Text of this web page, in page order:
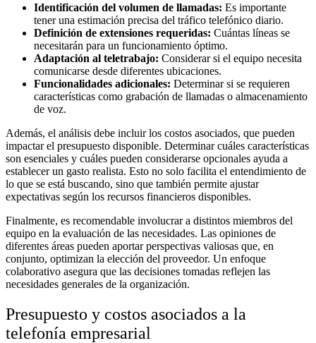
Identificación del volumen de llamadas: Es importante
tener una estimación precisa del tráfico telefónico diario.
Definición de extensiones requeridas: Cuántas líneas se
necesitarán para un funcionamiento óptimo.
Adaptación al teletrabajo: Considerar si el equipo necesita
comunicarse desde diferentes ubicaciones.
Funcionalidades adicionales: Determinar si se requieren
características como grabación de llamadas o almacenamiento
de voz.
Además, el análisis debe incluir los costos asociados, que pueden
impactar el presupuesto disponible. Determinar cuáles características
son esenciales y cuáles pueden considerarse opcionales ayuda a
establecer un gasto realista. Esto no solo facilita el entendimiento de
lo que se está buscando, sino que también permite ajustar
expectativas según los recursos financieros disponibles.
Finalmente, es recomendable involucrar a distintos miembros del
equipo en la evaluación de las necesidades. Las opiniones de
diferentes áreas pueden aportar perspectivas valiosas que, en
conjunto, optimizan la elección del proveedor. Un enfoque
colaborativo asegura que las decisiones tomadas reflejen las
necesidades generales de la organización.
Presupuesto y costos asociados a la
telefonía empresarial